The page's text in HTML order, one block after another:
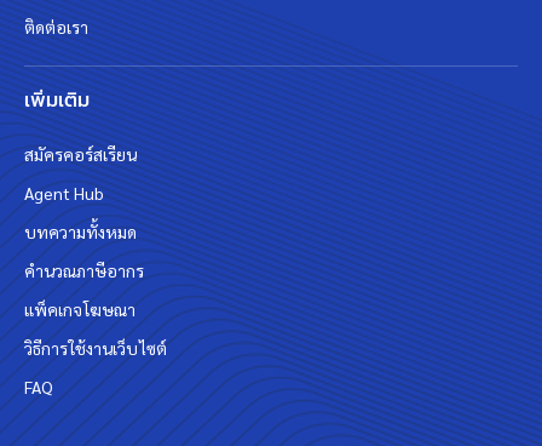
ติดต่อเรา
เพิ่มเติม
สมัครคอร์สเรียน
Agent Hub
บทความทั้งหมด
คำนวณภาษีอากร
แพ็คเกจโฆษณา
วิธีการใช้งานเว็บไซต์
FAQ